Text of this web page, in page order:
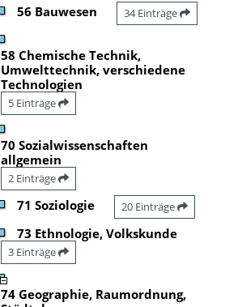
56 Bauwesen 34 Einträge
58 Chemische Technik,
Umwelttechnik, verschiedene
Technologien
5 Einträge
70 Sozialwissenschaften
allgemein
2 Einträge
71 Soziologie 20 Einträge
73 Ethnologie, Volkskunde
3 Einträge
74 Geographie, Raumordnung,